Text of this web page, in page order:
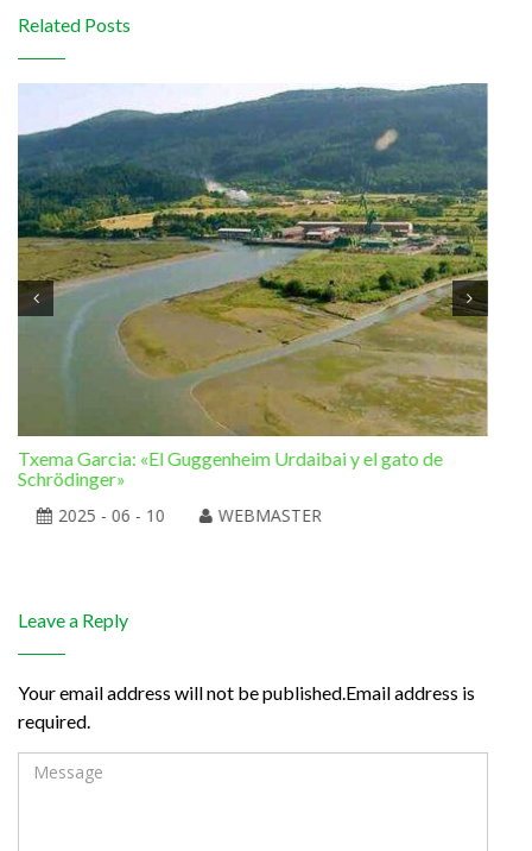
Related Posts
Txema Garcia: «El Guggenheim Urdaibai y el gato de
Schrödinger»
2025 - 06 - 10
WEBMASTER
Leave a Reply
Your email address will not be published.Email address is
required.